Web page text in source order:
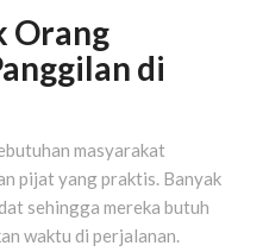
Orang
di
masyarakat
pijat yang praktis. Banyak
sehingga mereka butuh
waktu di perjalanan.